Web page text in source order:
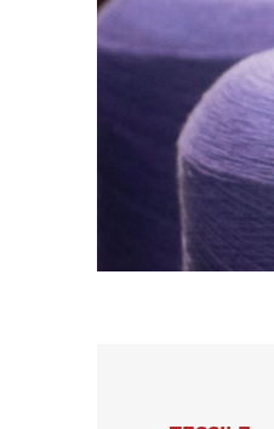
tessuti
Essiccatoi per
e collant
Altre applicazioni